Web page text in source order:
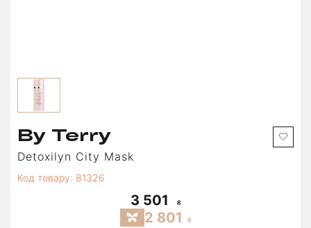
By Terry
Detoxilyn City Mask
Код товару: 81326
3 501
2 801